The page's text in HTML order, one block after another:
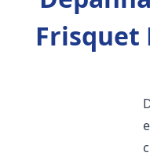
Frisquet